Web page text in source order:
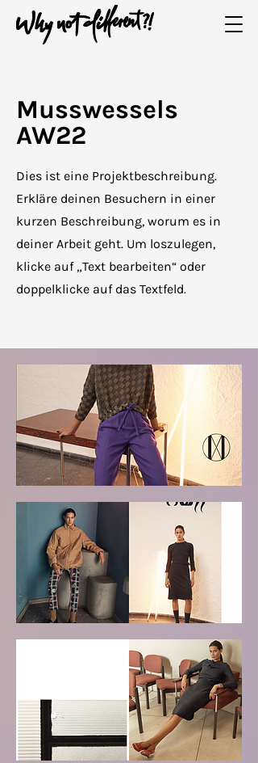
Musswessels
AW22
Dies ist eine Projektbeschreibung.
Erkläre deinen Besuchern in einer
kurzen Beschreibung, worum es in
deiner Arbeit geht. Um loszulegen,
klicke auf „Text bearbeiten“ oder
doppelklicke auf das Textfeld.